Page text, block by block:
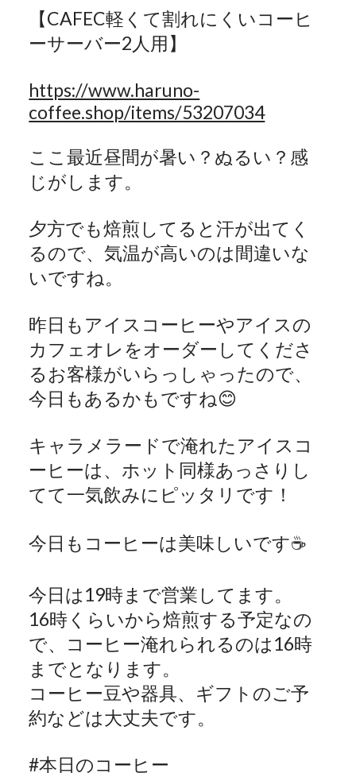
【CAFEC軽くて割れにくいコーヒ
ーサーバー2 人用】
https://www.haruno-
coffee.shop/items/53207034
ここ最近昼間が暑い？ぬるい？感
じがします。
夕方でも焙煎してると汗が出てく
るので、気温が高いのは間違いな
いですね。
昨日もアイスコーヒーやアイスの
カフェオレをオーダーしてくださ
るお客様がいらっしゃったので、
今日もあるかもですね😊
キャラメラードで淹れたアイスコ
ーヒーは、ホット同様あっさりし
てて一気飲みにピッタリです！
今日もコーヒーは美味しいです☕️
今日は19時まで営業してます。
16時くらいから焙煎する予定なの
で、コーヒー淹れられるのは16時
までとなります。
コーヒー豆や器具、ギフトのご予
約などは大丈夫です。
#本日のコーヒー